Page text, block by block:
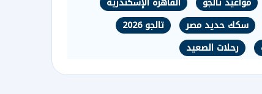
سكك حديد مصر
تالجو 2026
رحلات الصعيد